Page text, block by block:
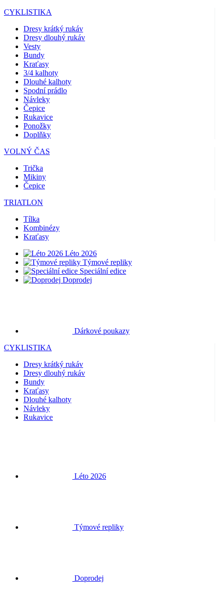
CYKLISTIKA
Dresy krátký rukáv
Dresy dlouhý rukáv
Vesty
Bundy
Kraťasy
3/4 kalhoty
Dlouhé kalhoty
Spodní prádlo
Návleky
Čepice
Rukavice
Ponožky
Doplňky
VOLNÝ ČAS
Trička
Mikiny
Čepice
TRIATLON
Tílka
Kombinézy
Kraťasy
Léto 2026
Týmové repliky
Speciální edice
Doprodej
Dresy dlouhý rukáv
Kraťasy
Návleky
Rukavice